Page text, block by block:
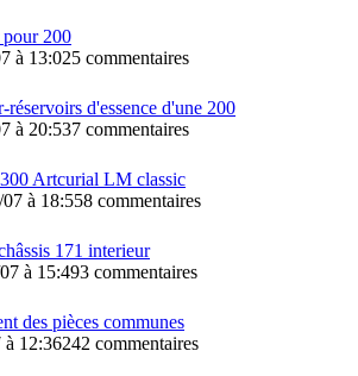
200
à 13:025 commentaires
d'essence d'une 200
à 20:537 commentaires
Artcurial LM classic
à 18:558 commentaires
171 interieur
à 15:493 commentaires
des pièces communes
à 12:36242 commentaires